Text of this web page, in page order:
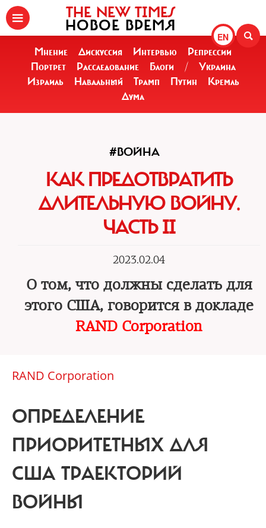
EN
THE NEW TIMES
НОВОЕ ВРЕМЯ
Мнение Дискуссия Интервью
Репрессии
Портрет
Расследование Блоги /
Украина
Израиль
Навальный Трамп Путин
Кремль
Дума
#ВОЙНА
КАК ПРЕДОТВРАТИТЬ
ДЛИТЕЛЬНУЮ ВОЙНУ.
ЧАСТЬ II
2023.02.04
О том, что должны сделать для
этого США, говорится в докладе
RAND Corporation
RAND Corporation
ОПРЕДЕЛЕНИЕ
ПРИОРИТЕТНЫХ ДЛЯ
США ТРАЕКТОРИЙ
ВОЙНЫ